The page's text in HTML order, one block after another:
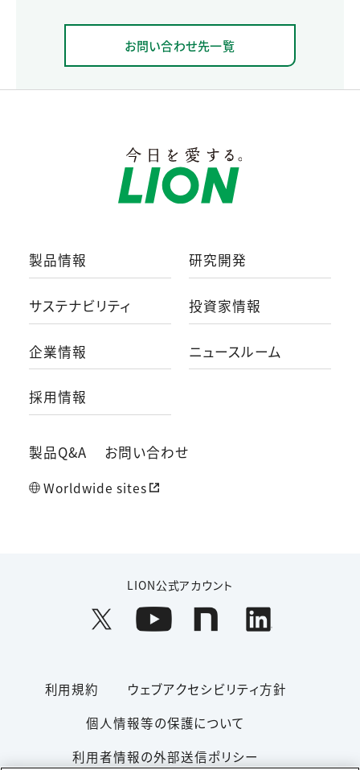
お問い合わせ先一覧
製品情報 研究開発
サステナビリティ 投資家情報
企業情報 ニュースルーム
採用情報
製品Q&A お問い合わせ
Worldwide sites
LION公式アカウント
利用規約
ウェブアクセシビリティ方針
個人情報等の保護について
利用者情報の外部送信ポリシー